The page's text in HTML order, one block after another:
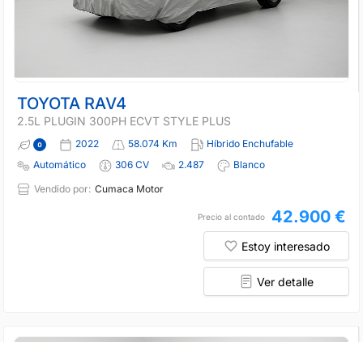
TOYOTA RAV4
2.5L PLUGIN 300PH ECVT STYLE PLUS
2022 58.074 Km
Híbrido Enchufable
Automático
306 CV 2.487
Blanco
Vendido por: Cumaca Motor
Precio al contado 42.900 €
Estoy interesado
Ver detalle